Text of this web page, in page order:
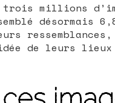
trois millions
désormais
de leurs